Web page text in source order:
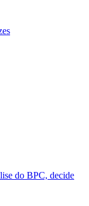
do BPC, decide